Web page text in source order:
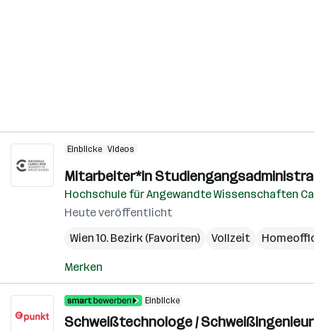
Einblicke Videos
Mitarbeiter*in
Hochschule für Angewandte Wissenschaften
Heute veröffentlicht
Wien 10. Bezirk (Favoriten)
Vollzeit
Merken
Einblicke
Schweißtechnologe / Schweißingenieur